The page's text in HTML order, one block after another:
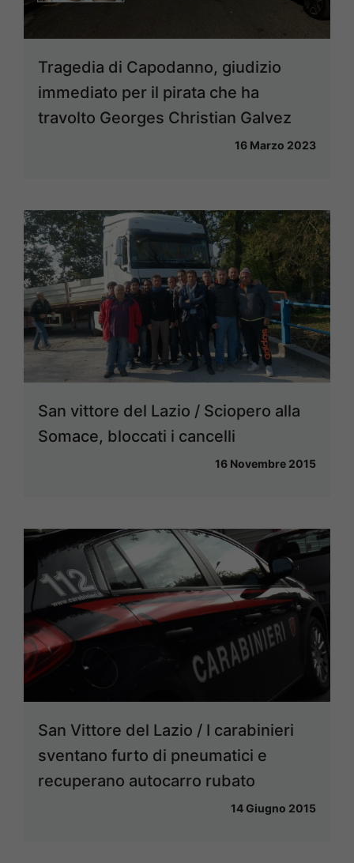
Tragedia di Capodanno, giudizio
immediato per il pirata che ha
travolto Georges Christian Galvez
16 Marzo 2023
San vittore del Lazio / Sciopero alla
Somace, bloccati i cancelli
16 Novembre 2015
San Vittore del Lazio / I carabinieri
sventano furto di pneumatici e
recuperano autocarro rubato
14 Giugno 2015